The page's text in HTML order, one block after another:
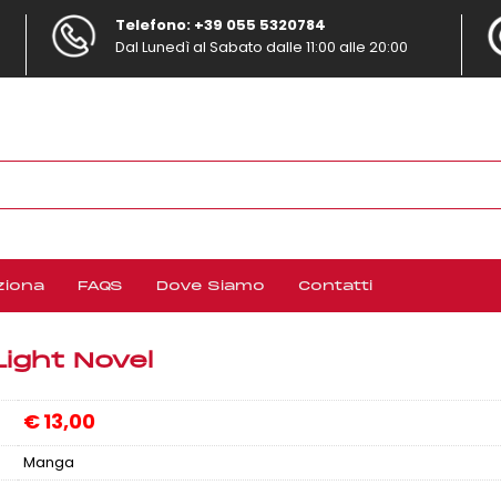
Telefono: +39 055 5320784
Dal Lunedì al Sabato dalle 11:00 alle 20:00
FAQS Dove Siamo Contatti
Novel
€13,00
Manga